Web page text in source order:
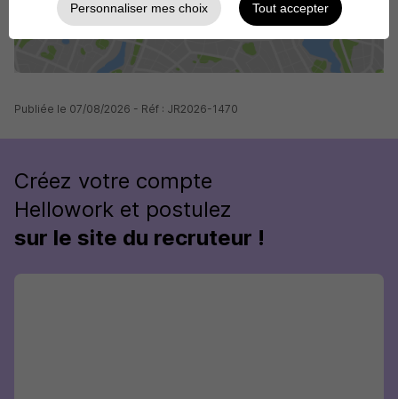
Localiser le poste
Publiée le 07/08/2026 - Réf : JR2026-1470
Créez votre compte
Hellowork et postulez
sur le site du recruteur !
Personnaliser mes choix Tout accepter